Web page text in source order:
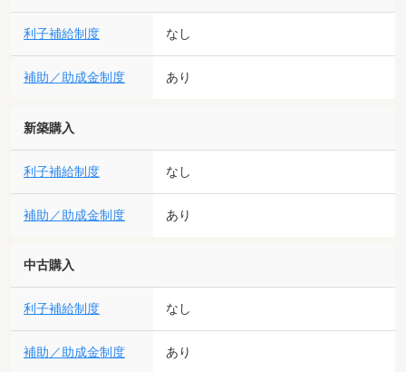
利子補給制度 なし
補助／助成金制度 あり
新築購入
利子補給制度 なし
補助／助成金制度 あり
中古購入
利子補給制度 なし
補助／助成金制度 あり